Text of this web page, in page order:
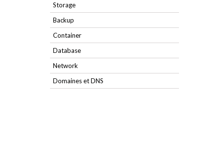
Storage
Backup
Container
Database
Network
Domaines et DNS